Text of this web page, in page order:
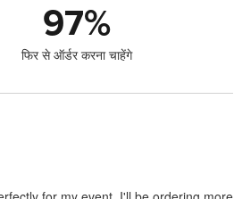
97%
फिर से ऑर्डर करना चाहेंगे